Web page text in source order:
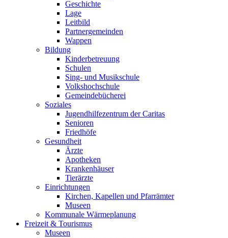
Geschichte
Lage
Leitbild
Partnergemeinden
Wappen
Bildung
Kinderbetreuung
Schulen
Sing- und Musikschule
Volkshochschule
Gemeindebücherei
Soziales
Jugendhilfezentrum der Caritas
Senioren
Friedhöfe
Gesundheit
Ärzte
Apotheken
Krankenhäuser
Tierärzte
Einrichtungen
Kirchen, Kapellen und Pfarrämter
Museen
Kommunale Wärmeplanung
Freizeit & Tourismus
Museen